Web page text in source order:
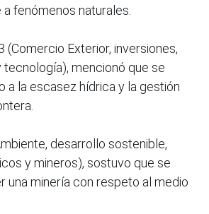
fenómenos naturales.
(Comercio Exterior, inversiones,
mencionó que se
a la escasez hídrica y la gestión
desarrollo sostenible,
y mineros), sostuvo que se
una minería con respeto al medio